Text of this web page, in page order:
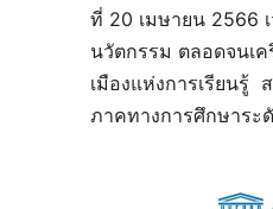
ที่ 20 เมษายน 2566
นวัตกรรม ตลอดจนเ
เมืองแห่งการเรียนรู้
ภาคทางการศึกษาระ